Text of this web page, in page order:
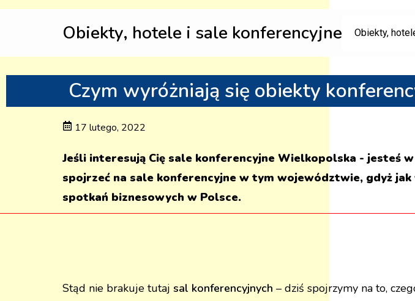
Obiekty, hotele i sale konferencyjne Obiekty,
Czym wyróżniają się obiekty
17 lutego, 2022
Jeśli interesują Cię sale konferencyjne Wielkopolska - jesteś
spojrzeć na sale konferencyjne w tym województwie, gdyż
spotkań biznesowych w Polsce.
Stąd nie brakuje tutaj sal konferencyjnych – dziś spojrzymy na to,